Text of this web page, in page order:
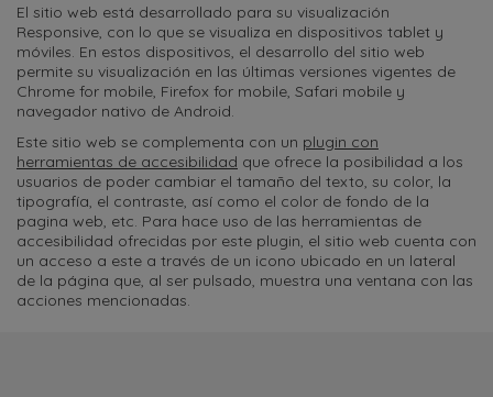
El sitio web está desarrollado para su visualización
Responsive, con lo que se visualiza en dispositivos tablet y
móviles. En estos dispositivos, el desarrollo del sitio web
permite su visualización en las últimas versiones vigentes de
Chrome for mobile, Firefox for mobile, Safari mobile y
navegador nativo de Android.
Este sitio web se complementa con un plugin con
herramientas de accesibilidad que ofrece la posibilidad a los
usuarios de poder cambiar el tamaño del texto, su color, la
tipografía, el contraste, así como el color de fondo de la
pagina web, etc. Para hace uso de las herramientas de
accesibilidad ofrecidas por este plugin, el sitio web cuenta con
un acceso a este a través de un icono ubicado en un lateral
de la página que, al ser pulsado, muestra una ventana con las
acciones mencionadas.